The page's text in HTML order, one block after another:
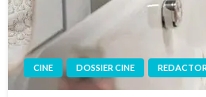
CINE DOSSIER CINE